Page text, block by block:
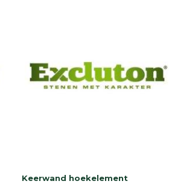
Keerwand hoekelement